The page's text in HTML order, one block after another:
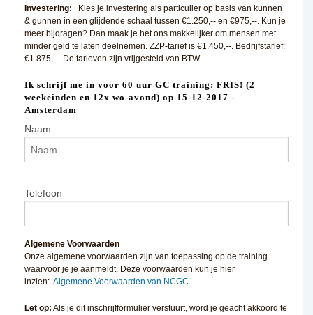
Investering:
Kies je investering als particulier op basis van kunnen
& gunnen in een glijdende schaal tussen €1.250,-- en €975,--. Kun je
meer bijdragen? Dan maak je het ons makkelijker om mensen met
minder geld te laten deelnemen. ZZP-tarief is €1.450,--. Bedrijfstarief:
€1.875,--. De tarieven zijn vrijgesteld van BTW.
Ik schrijf me in voor 60 uur GC training: FRIS! (2
weekeinden en 12x wo-avond) op 15-12-2017 -
Amsterdam
Naam
Telefoon
Algemene Voorwaarden
Onze algemene voorwaarden zijn van toepassing op de training
waarvoor je je aanmeldt. Deze voorwaarden kun je hier
inzien: Algemene Voorwaarden van NCGC
Let op: Als je dit inschrijfformulier verstuurt, word je geacht akkoord te